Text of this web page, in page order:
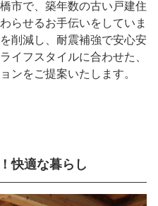
市で、築年数の古い戸建住
らせるお手伝いをしていま
削減し、耐震補強で安心安
イフスタイルに合わせた、
ンをご提案いたします。
快適な暮らし